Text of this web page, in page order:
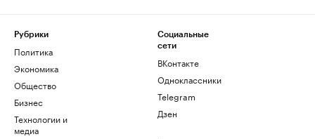
Рубрики
Политика
Экономика
Общество
Бизнес
Технологии и
медиа
Социальные
сети
ВКонтакте
Одноклассники
Telegram
Дзен